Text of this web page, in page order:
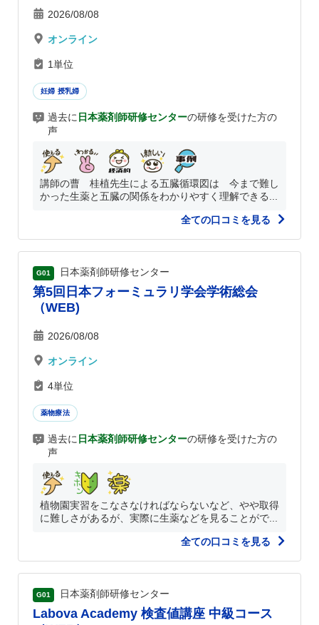
2026/08/08
オンライン
1単位
妊婦 授乳婦
過去に 日本薬剤師研修センターの研修を受けた方の
声
講師の曹 桂植先生による五臓循環図は 今まで難し
かった生薬と五臓の関係をわかりやすく理解できる...
全ての口コミを見る
G01 日本薬剤師研修センター
第5回日本フォーミュラリ学会学術総会
（WEB)
2026/08/08
オンライン
4単位
薬物療法
過去に 日本薬剤師研修センターの研修を受けた方の
声
植物園実習をこなさなければならないなど、やや取得
に難しさがあるが、実際に生薬などを見ることがで...
全ての口コミを見る
G01 日本薬剤師研修センター
Labova Academy 検査値講座 中級コース